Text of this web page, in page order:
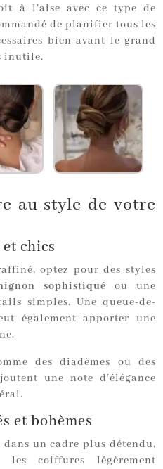
à l’aise avec ce type de
de planifier tous les
bien avant le grand
inutile.
au style de votre
chics
optez pour des styles
sophistiqué ou une
simples. Une queue-de-
également apporter une
des diadèmes ou des
une note d’élégance
et bohèmes
un cadre plus détendu,
coiffures légèrement